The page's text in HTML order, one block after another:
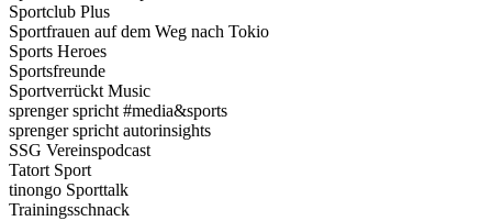
Sportclub Plus
Sportfrauen auf dem Weg nach Tokio
Sports Heroes
Sportsfreunde
Sportverrückt Music
sprenger spricht #media&sports
sprenger spricht autorinsights
SSG Vereinspodcast
Tatort Sport
tinongo Sporttalk
Trainingsschnack